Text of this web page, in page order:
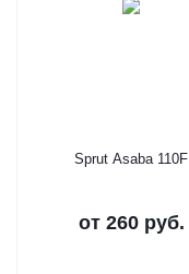
Sprut Asaba 110F
от 260 руб.